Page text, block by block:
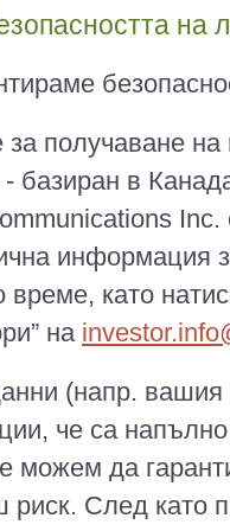
на
за получаване
базиран в
информация
като
на
(напр.
че са
можем да
риск. След като